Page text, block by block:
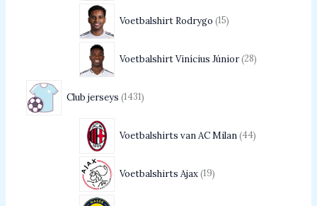
Voetbalshirt Rodrygo 15
Voetbalshirt Vinícius Júnior 28
Club jerseys 1431
Voetbalshirts van AC Milan 44
Voetbalshirts Ajax 19